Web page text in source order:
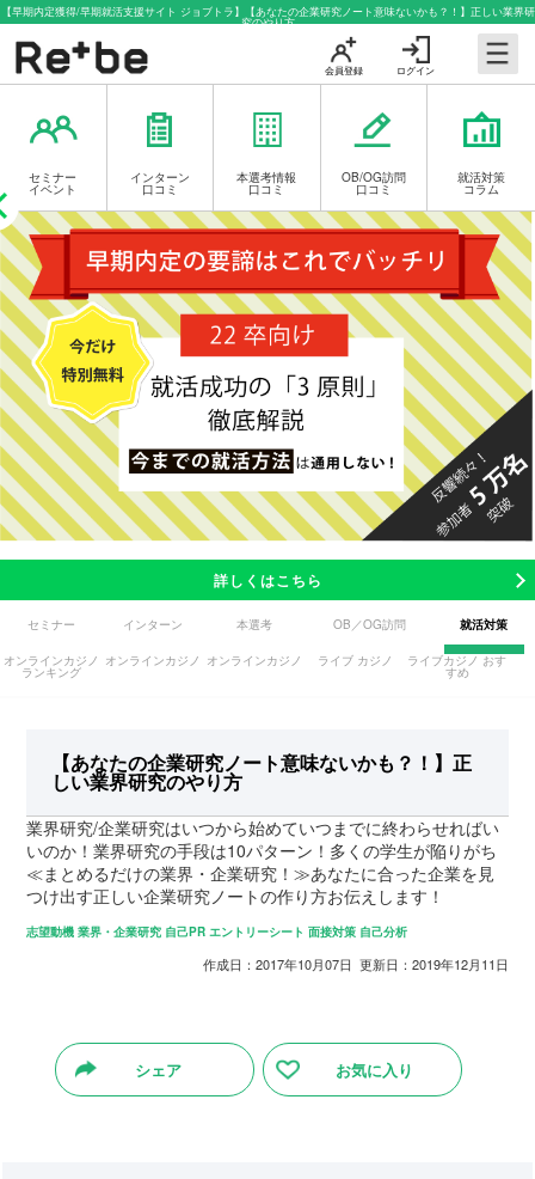
【早期内定獲得/早期就活支援サイト ジョブトラ】【あなたの企業研究ノート意味ないかも？！】正しい業界研
究のやり方
ログイン
会員登録
セミナー
イベント
インターン
口コミ
本選考情報
口コミ
OB/OG訪問
口コミ
就活対策
コラム
詳しくはこちら
セミナー インターン 本選考 OB／OG訪問 就活対策
オンラインカジノ
ランキング
オンラインカジノ オンラインカジノ ライブ カジノ ライブカジノ おす
すめ
【あなたの企業研究ノート意味ないかも？！】正
しい業界研究のやり方
業界研究/企業研究はいつから始めていつまでに終わらせればい
いのか！業界研究の手段は10パターン！多くの学生が陥りがち
≪まとめるだけの業界・企業研究！≫あなたに合った企業を見
つけ出す正しい企業研究ノートの作り方お伝えします！
志望動機 業界・企業研究 自己PR エントリーシート 面接対策 自己分析
作成日：2017年10月07日 更新日：2019年12月11日
シェア お気に入り